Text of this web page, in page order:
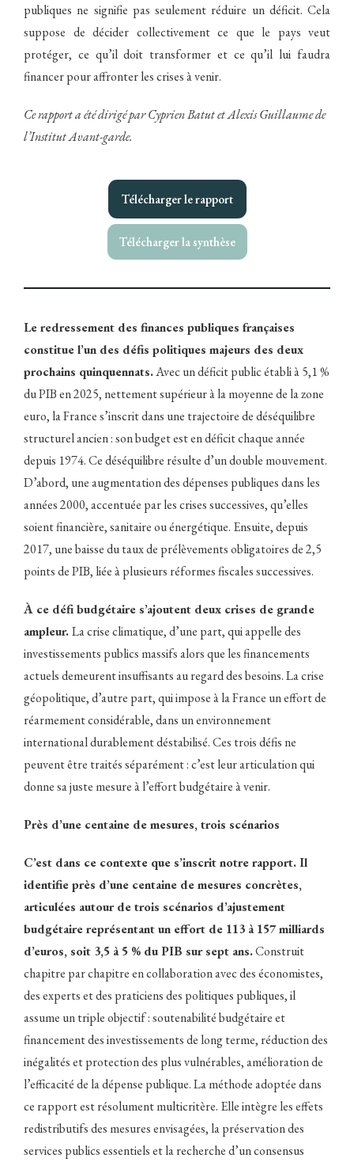
publiques ne signifie pas seulement réduire un déficit. Cela
suppose de décider collectivement ce que le pays veut
protéger, ce qu’il doit transformer et ce qu’il lui faudra
financer pour affronter les crises à venir.
Ce rapport a été dirigé par Cyprien Batut et Alexis Guillaume de
l’Institut Avant-garde.
Télécharger le rapport
Télécharger la synthèse
Le redressement des finances publiques françaises
constitue l’un des défis politiques majeurs des deux
prochains quinquennats.Avec un déficit public établi à 5,1 %
du PIB en 2025, nettement supérieur à la moyenne de la zone
euro, la France s’inscrit dans une trajectoire de déséquilibre
structurel ancien : son budget est en déficit chaque année
depuis 1974. Ce déséquilibre résulte d’un double mouvement.
D’abord, une augmentation des dépenses publiques dans les
années 2000, accentuée par les crises successives, qu’elles
soient financière, sanitaire ou énergétique. Ensuite, depuis
2017, une baisse du taux de prélèvements obligatoires de 2,5
points de PIB, liée à plusieurs réformes fiscales successives.
À ce défi budgétaire s’ajoutent deux crises de grande
ampleur.La crise climatique, d’une part, qui appelle des
investissements publics massifs alors que les financements
actuels demeurent insuffisants au regard des besoins. La crise
géopolitique, d’autre part, qui impose à la France un effort de
réarmement considérable, dans un environnement
international durablement déstabilisé. Ces trois défis ne
peuvent être traités séparément : c’est leur articulation qui
donne sa juste mesure à l’effort budgétaire à venir.
Près d’une centaine de mesures, trois scénarios
C’est dans ce contexte que s’inscrit notre rapport. Il
identifie près d’une centaine de mesures concrètes,
articulées autour de trois scénarios d’ajustement
budgétaire représentant un effort de 113 à 157 milliards
d’euros, soit 3,5 à 5 % du PIB sur sept ans.Construit
chapitre par chapitre en collaboration avec des économistes,
des experts et des praticiens des politiques publiques, il
assume un triple objectif : soutenabilité budgétaire et
financement des investissements de long terme, réduction des
inégalités et protection des plus vulnérables, amélioration de
l’efficacité de la dépense publique. La méthode adoptée dans
ce rapport est résolument multicritère. Elle intègre les effets
redistributifs des mesures envisagées, la préservation des
services publics essentiels et la recherche d’un consensus